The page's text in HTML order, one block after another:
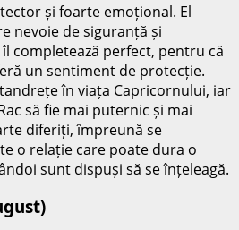
și foarte emoțional. El
nevoie de siguranță și
completează perfect, pentru că
un sentiment de protecție.
în viața Capricornului, iar
să fie mai puternic și mai
diferiți, împreună se
o relație care poate dura o
sunt dispuși să se înțeleagă.